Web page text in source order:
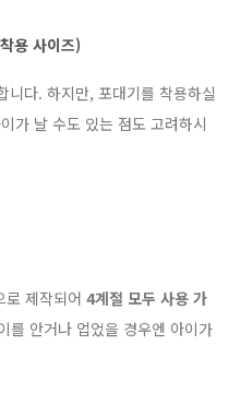
용 사이즈)
니다. 하지만, 포대기를 착용하실
가 날 수도 있는 점도 고려하시
로 제작되어 4계절 모두 사용 가
를 안거나 업었을 경우엔 아이가